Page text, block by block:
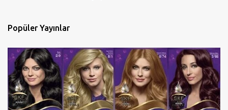
Popüler Yayınlar